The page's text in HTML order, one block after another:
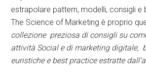
estrapolare pattern, modelli, consigli e
The Science of Marketing è proprio
collezione preziosa di consigli su
attività Social e di marketing digitale,
euristiche e best practice estratte